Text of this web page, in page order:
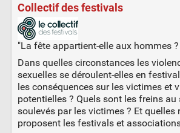
Collectif des festivals
"La fête appartient-elle aux hommes ?
Dans quelles circonstances les
sexuelles se déroulent-elles en
les conséquences sur les victimes et
potentielles ? Quels sont les freins
soulevés par les victimes ? Et quelles
proposent les festivals et